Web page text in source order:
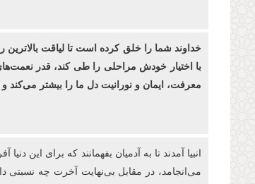
خداوند شما را خلق کرده ‌است تا لیاقت
با اختیار خودش مراحلی را طی کند، قدر
معرفت، ایمان و نورانیت دل ما را بیشتر